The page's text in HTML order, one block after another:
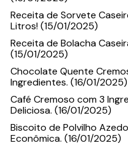
Receita de Sorvete
Litros! (15/01/2025)
Receita de Bolacha
(15/01/2025)
Chocolate Quente
Ingredientes. (16/01/2025)
Café Cremoso com 3
Deliciosa. (16/01/2025)
Biscoito de Polvilho
Econômica. (16/01/2025)